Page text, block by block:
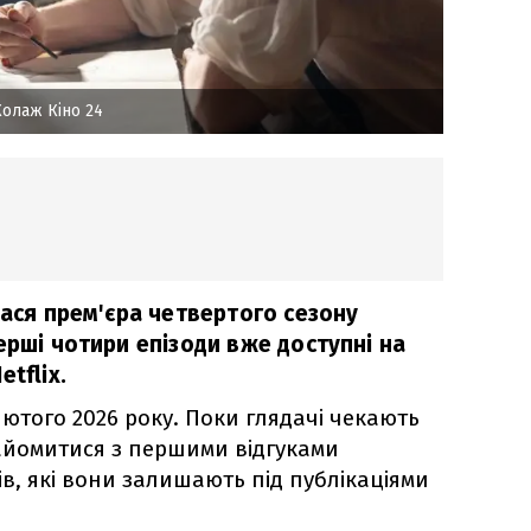
Кіно 24
прем'єра четвертого сезону
чотири епізоди вже доступні на
2026 року. Поки глядачі чекають
з першими відгуками
які вони залишають під публікаціями